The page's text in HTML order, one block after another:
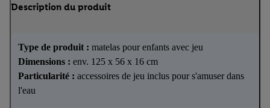
Description du produit
Type de produit : matelas pour enfants avec jeu
Dimensions : env. 125 x 56 x 16 cm
Particularité : accessoires de jeu inclus pour s'amuser dans
l'eau